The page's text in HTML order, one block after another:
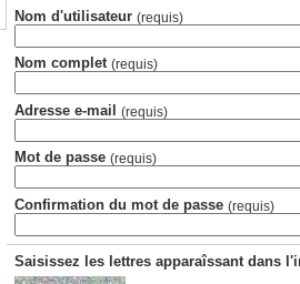
Nom d'utilisateur (requis)
Nom complet (requis)
Adresse e-mail (requis)
Mot de passe (requis)
Confirmation du mot de passe (requis)
Saisissez les lettres apparaîssant dans